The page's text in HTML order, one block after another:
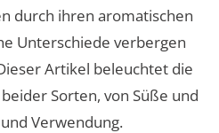
durch ihren aromatischen
Unterschiede verbergen
Artikel beleuchtet die
Sorten, von Süße und
Verwendung.